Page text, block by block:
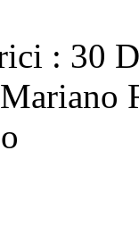
: 30